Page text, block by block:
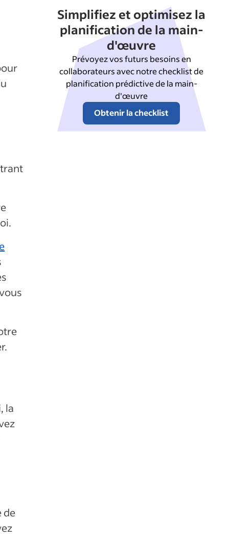
la
de
Simplifiez et optimisez la
planification de la main-
d'œuvre
Prévoyez vos futurs besoins en
collaborateurs avec notre checklist de
planification prédictive de la main-
d'œuvre
Obtenir la checklist